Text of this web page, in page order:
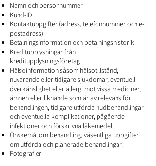
Namn och personnummer
Kund-ID
Kontaktuppgifter (adress, telefonnummer och e-
postadress)
Betalningsinformation och betalningshistorik
Kreditupplysningar från
kreditupplysningsföretag
Hälsoinformation såsom hälsotillstånd,
nuvarande eller tidigare sjukdomar, eventuell
överkänslighet eller allergi mot vissa mediciner,
ämnen eller liknande som är av relevans för
behandlingen, tidigare utförda hudbehandlingar
och eventuella komplikationer, pågående
infektioner och förskrivna läkemedel.
Önskemål om behandling, väsentliga uppgifter
om utförda och planerade behandlingar.
Fotografier